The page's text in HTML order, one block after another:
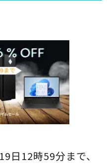
日12時59分まで、